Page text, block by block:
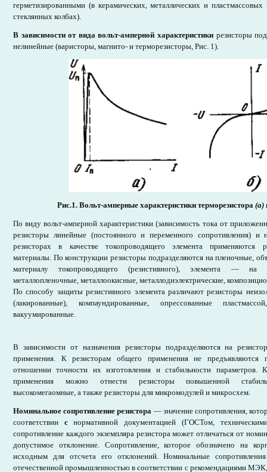
герметизированными (в керамических, металлических и
стеклянных колбах).
В зависимости от вида вольт-амперной характеристики резисторы
нелинейные (варисторы, магнито- и терморезисторы, Рис. 1).
Рис.1. Вольт-амперные характеристики терморезистора (а)
По виду вольт-амперной характеристики (зависимость тока от
резисторы линейные (постоянного и переменного сопротивления) и
резисторах в качестве токопроводящего элемента применяются
материалы. По конструкции резисторы подразделяются на пленочные,
материалу токопроводящего (резистивного), элемента — на
металлопленочные, металлоокисные, металлодиэлектрические,
По способу защиты резистивного элемента различают резисторы
(лакированные), компаундированные, опрессованные
вакуумированные.
В зависимости от назначения резисторы подразделяются на
применения. К резисторам общего применения не предъявляются
отношении точности их изготовления и стабильности параметров.
применения можно отнести резисторы повышенной
высокомегаомные, а также резисторы для микромодулей и микросхем.
Номинальное сопротивление резистора — значение сопротивления,
соответствии снормативной документацией (ГОСТом,
сопротивление каждого экземпляра резистора может отличаться от
допустимое отклонение. Cопротивление, которое обозначено на
исходным для отсчета его отклонений. Номинальные
отечественной промышленностью в соответствии с рекомендациями